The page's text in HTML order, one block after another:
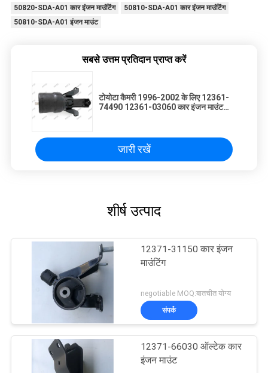
50820-SDA-A01 कार इंजन माउंटिंग
50810-SDA-A01 कार इंजन माउंटिंग
50810-SDA-A01 इंजन माउंट
सबसे उत्तम प्रतिदान प्राप्त करें
टोयोटा कैमरी 1996-2002 के लिए 12361-
74490 12361-03060 कार इंजन माउंट
जारी रखें
शीर्ष उत्पाद
12371-31150 कार इंजन
माउंटिंग
negotiable MOQ:बातचीत योग्य
संपर्क
12371-66030 ऑल्टेक कार
इंजन माउंट